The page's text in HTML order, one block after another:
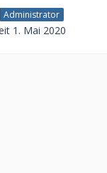
Administrator
1. Mai 2020